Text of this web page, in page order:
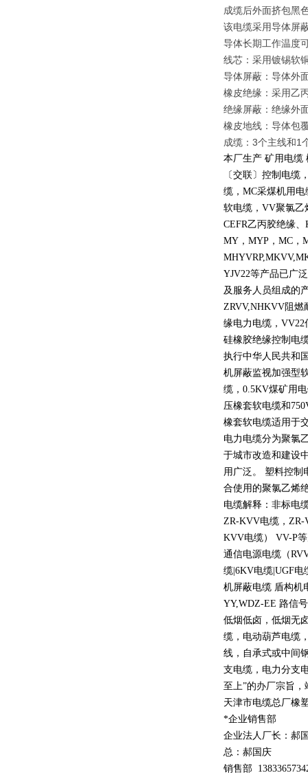
成缆后外面挤包黑
该电缆采用导体屏
导体长期工作温度
线芯：采用镀锡软
导体屏蔽：导体外
橡皮绝缘：采用乙
绝缘屏蔽：绝缘外
橡皮地线：导体包
成缆：3个主线和1
本厂生产 矿用电缆
〔交联〕控制电缆
缆， MC采煤机用电
软电缆， VV聚氯乙
CEFR乙丙胶绝缘、
MY ， MYP ， MC ，
YJV22等产品已广
及服务人员组成的
ZRVV,NHKVV阻燃
缘电力电缆， VV22
硅橡胶绝缘控制电
执行中华人民共和
机屏蔽监视加强型
缆， 0.5KV煤矿用
压橡套软电缆和
橡套软电缆适用于
电力电缆分为聚氯
于城市改造和建设
用广泛。 塑料控制
合使用的聚氯乙烯
电缆解释：非标电
ZR-KVV电缆， ZR-
KVV电缆） VV-P
通信电源电缆（
缆 |6KV电缆 |UGF电
机屏蔽电缆 盾构机
YY,WDZ-EE 路信
低烟低卤，低烟无
缆，电动葫芦电缆
线，自承式或中间
支电缆，电力分支
至上”的办厂宗旨，
天津市电缆总厂橡
*企业销售部
企业法人厂长：郝
总：郝国庆
销售部 13833